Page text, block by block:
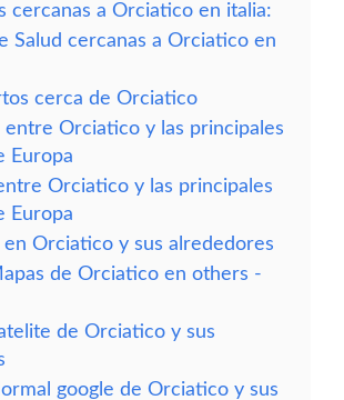
cercanas a Orciatico en italia:
Salud cercanas a Orciatico en
cerca de Orciatico
entre Orciatico y las principales
Europa
Orciatico y las principales
Europa
en Orciatico y sus alrededores
de Orciatico en others -
de Orciatico y sus
google de Orciatico y sus